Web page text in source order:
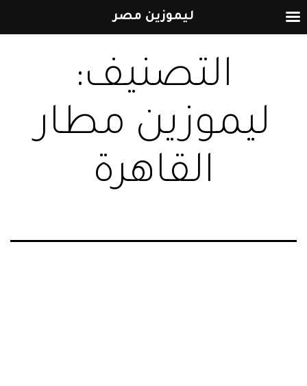
إلى
المحتوى
التصنيف:
ليموزين مطار
القاهرة
ليموزين مصر